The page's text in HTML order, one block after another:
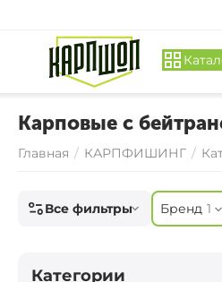
Карповые с
Главная / КАРПФИШИНГ /
Все фильтры Бренд 1
Категории